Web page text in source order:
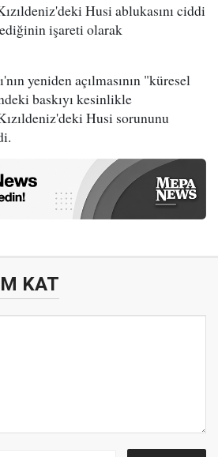
Husi ablukasını ciddi
işareti olarak
yeniden açılmasının "küresel
baskıyı kesinlikle
Husi sorununu
KAT